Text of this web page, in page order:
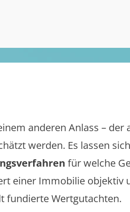
anderen Anlass – der
werden. Es lassen
für welche
einer Immobilie objektiv
fundierte Wertgutachten.